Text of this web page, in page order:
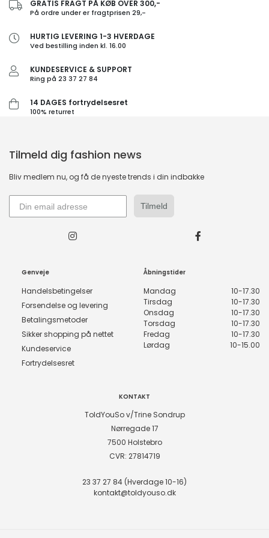
GRATIS FRAGT PÅ KØB OVER 300,-
På ordre under er fragtprisen 29,-
HURTIG LEVERING 1-3 HVERDAGE
Ved bestilling inden kl. 16.00
KUNDESERVICE & SUPPORT
Ring på 23 37 27 84
14 DAGES fortrydelsesret
100% returret
Tilmeld dig fashion news
Bliv medlem nu, og få de nyeste trends i din indbakke
Tilmeld
Genveje
Handelsbetingelser
Forsendelse og levering
Betalingsmetoder
Sikker shopping på nettet
Kundeservice
Fortrydelsesret
Åbningstider
Mandag
10-17.30
Tirsdag
10-17.30
Onsdag
10-17.30
Torsdag
10-17.30
Fredag
10-17.30
Lørdag
10-15.00
KONTAKT
ToldYouSo v/Trine Sondrup
Nørregade 17
7500 Holstebro
CVR: 27814719
23 37 27 84 (Hverdage 10-16)
kontakt@toldyouso.dk